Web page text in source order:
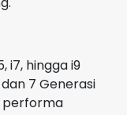
i7, hingga i9
7 Generasi
performa